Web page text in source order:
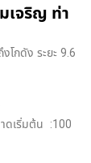
เจริญ ท่า
โกดัง ระยะ 9.6
ดเริ่มต้น :100